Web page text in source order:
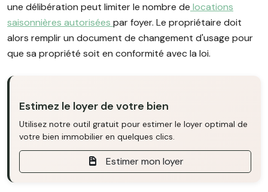
une délibération peut limiter le nombre de locations
saisonnières autorisées par foyer. Le propriétaire doit
alors remplir un document de changement d'usage pour
que sa propriété soit en conformité avec la loi.
Estimez le loyer de votre bien
Utilisez notre outil gratuit pour estimer le loyer optimal de
votre bien immobilier en quelques clics.
Estimer mon loyer